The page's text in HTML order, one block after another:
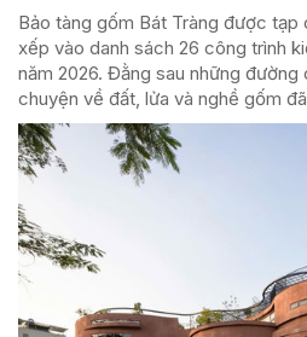
Bảo tàng gốm Bát Tràng được tạp
xếp vào danh sách 26 công trình
năm 2026. Đằng sau những đường
chuyện về đất, lửa và nghề gốm